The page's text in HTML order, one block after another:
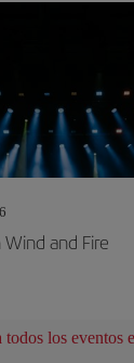
and Fire
todos los eventos